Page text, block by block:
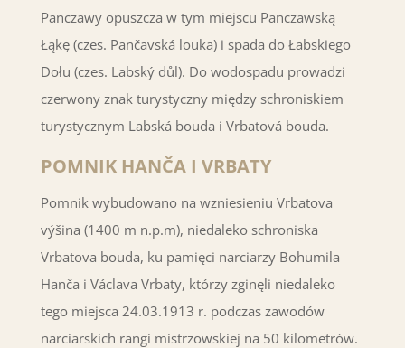
Panczawy opuszcza w tym miejscu Panczawską
Łąkę (czes. Pančavská louka) i spada do Łabskiego
Dołu (czes. Labský důl). Do wodospadu prowadzi
czerwony znak turystyczny między schroniskiem
turystycznym Labská bouda i Vrbatová bouda.
POMNIK HANČA I VRBATY
Pomnik wybudowano na wzniesieniu Vrbatova
výšina (1400 m n.p.m), niedaleko schroniska
Vrbatova bouda, ku pamięci narciarzy Bohumila
Hanča i Václava Vrbaty, którzy zginęli niedaleko
tego miejsca 24.03.1913 r. podczas zawodów
narciarskich rangi mistrzowskiej na 50 kilometrów.